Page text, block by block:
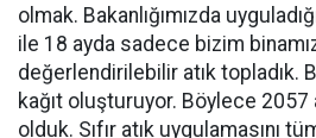
olmak. Bakanlığımızda
ile 18 ayda sadece bizim
değerlendirilebilir atık topladık.
kağıt oluşturuyor. Böylece 2057
olduk. Sıfır atık uygulamasını